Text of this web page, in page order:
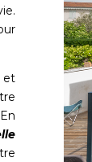
et